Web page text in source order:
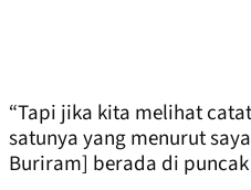
“Tapi jika kita melihat
satunya yang menurut
Buriram] berada di puncak